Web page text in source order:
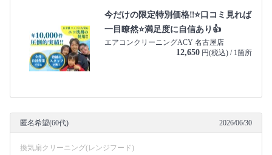
今だけの限定特別価格‼️⭐口コミ見れば
一目瞭然⭐満足度に自信あり👍
エアコンクリーニングACY 名古屋店
12,650 円(税込) / 1箇所
匿名希望(60代) 2026/06/30
換気扇クリーニング(レンジフード)